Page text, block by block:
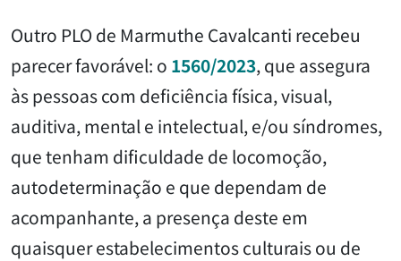
Outro PLO de Marmuthe Cavalcanti recebeu
parecer favorável: o 1560/2023, que assegura
às pessoas com deficiência física, visual,
auditiva, mental e intelectual, e/ou síndromes,
que tenham dificuldade de locomoção,
autodeterminação e que dependam de
acompanhante, a presença deste em
quaisquer estabelecimentos culturais ou de